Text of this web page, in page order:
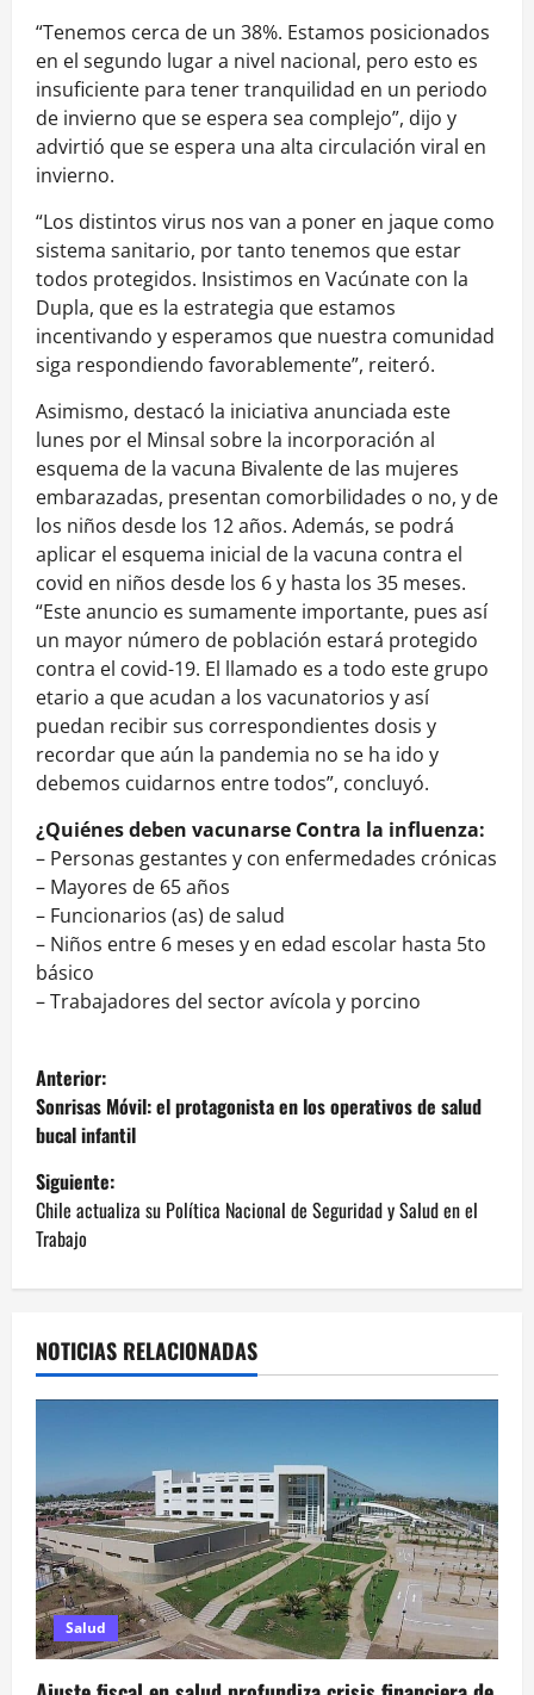
“Tenemos cerca de un 38%. Estamos posicionados
en el segundo lugar a nivel nacional, pero esto es
insuficiente para tener tranquilidad en un periodo
de invierno que se espera sea complejo”, dijo y
advirtió que se espera una alta circulación viral en
invierno.
“Los distintos virus nos van a poner en jaque como
sistema sanitario, por tanto tenemos que estar
todos protegidos. Insistimos en Vacúnate con la
Dupla, que es la estrategia que estamos
incentivando y esperamos que nuestra comunidad
siga respondiendo favorablemente”, reiteró.
Asimismo, destacó la iniciativa anunciada este
lunes por el Minsal sobre la incorporación al
esquema de la vacuna Bivalente de las mujeres
embarazadas, presentan comorbilidades o no, y de
los niños desde los 12 años. Además, se podrá
aplicar el esquema inicial de la vacuna contra el
covid en niños desde los 6 y hasta los 35 meses.
“Este anuncio es sumamente importante, pues así
un mayor número de población estará protegido
contra el covid-19. El llamado es a todo este grupo
etario a que acudan a los vacunatorios y así
puedan recibir sus correspondientes dosis y
recordar que aún la pandemia no se ha ido y
debemos cuidarnos entre todos”, concluyó.
¿Quiénes deben vacunarse Contra la influenza:
– Personas gestantes y con enfermedades crónicas
– Mayores de 65 años
– Funcionarios (as) de salud
– Niños entre 6 meses y en edad escolar hasta 5to
básico
– Trabajadores del sector avícola y porcino
N
a
v
e
c
i
ó
n
d
e
e
Anterior:
Sonrisas Móvil: el protagonista en los operativos de salud
bucal infantil
Siguiente:
Chile actualiza su Política Nacional de Seguridad y Salud en el
Trabajo
NOTICIAS RELACIONADAS
Salud